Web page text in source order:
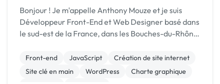
Bonjour ! Je m'appelle Anthony Mouze et je suis
Développeur Front-End et Web Designer basé dans
le sud-est de la France, dans les Bouches-du-Rhône.
dans chaque projet pour qu'il soit mené ...
Front-end JavaScript
Création de site internet
Site clé en main
WordPress
Charte graphique